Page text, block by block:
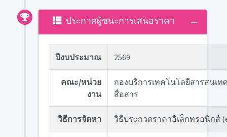
ประกาศผู้ชนะการเสนอราคา
ปีงบประมาณ 2569
คณะ/หน่วย
งาน
กองบริการเทคโนโลยีสารสนเท
สื่อสาร
วิธีการจัดหา วิธีประกวดราคาอิเล็กทรอนิกส์